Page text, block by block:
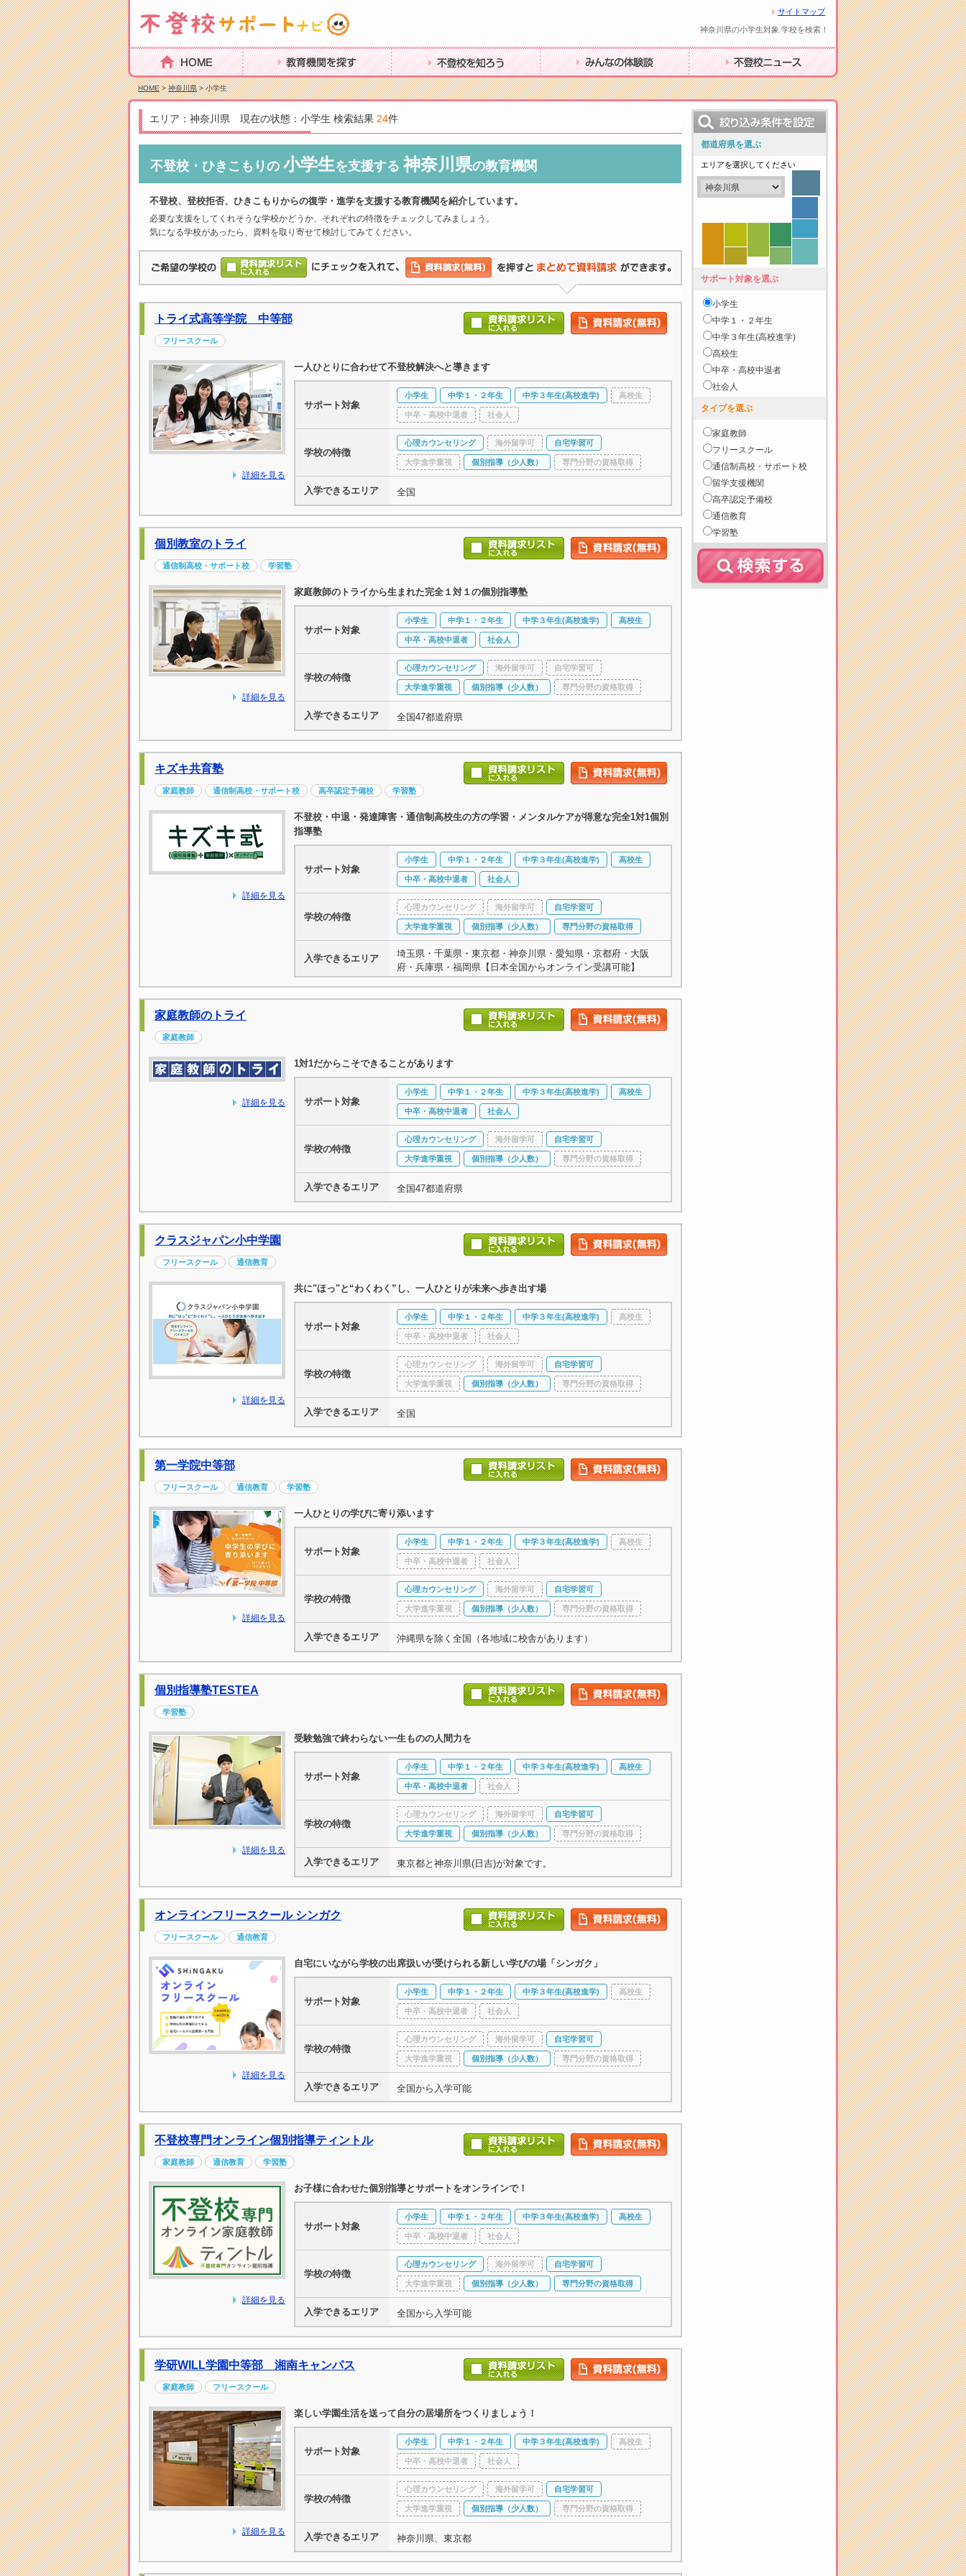
サイトマップ
神奈川県の小学生対象 学校を検索！
HOME 教育機関を探す 不登校を知ろう みんなの体験談 不登校ニュース
HOME>神奈川県> 小学生
エリア：神奈川県 現在の状態：小学生 検索結果 24件
不登校・ひきこもりの 小学生を支援する 神奈川県の教育機関
不登校、登校拒否、ひきこもりからの復学・進学を支援する教育機関を紹介しています。
必要な支援をしてくれそうな学校かどうか、それぞれの特徴をチェックしてみましょう。
気になる学校があったら、資料を取り寄せて検討してみてください。
トライ式高等学院 中等部
フリースクール
詳細を見る
一人ひとりに合わせて不登校解決へと導きます
サポート対象
小学生 中学１・２年生 中学３年生(高校進学) 高校生
中卒・高校中退者 社会人
学校の特徴
心理カウンセリング 海外留学可 自宅学習可
大学進学重視 個別指導（少人数） 専門分野の資格取得
入学できるエリア 全国
個別教室のトライ
通信制高校・サポート校 学習塾
詳細を見る
家庭教師のトライから生まれた完全１対１の個別指導塾
サポート対象
小学生 中学１・２年生 中学３年生(高校進学) 高校生
中卒・高校中退者 社会人
学校の特徴
心理カウンセリング 海外留学可 自宅学習可
大学進学重視 個別指導（少人数） 専門分野の資格取得
入学できるエリア 全国47都道府県
キズキ共育塾
家庭教師 通信制高校・サポート校 高卒認定予備校 学習塾
詳細を見る
不登校・中退・発達障害・通信制高校生の方の学習・メンタルケアが得意な完全1対1個別
指導塾
サポート対象
小学生 中学１・２年生 中学３年生(高校進学) 高校生
中卒・高校中退者 社会人
学校の特徴
心理カウンセリング 海外留学可 自宅学習可
大学進学重視 個別指導（少人数） 専門分野の資格取得
入学できるエリア
埼玉県・千葉県・東京都・神奈川県・愛知県・京都府・大阪
府・兵庫県・福岡県【日本全国からオンライン受講可能】
家庭教師のトライ
家庭教師
詳細を見る
1対1だからこそできることがあります
サポート対象
小学生 中学１・２年生 中学３年生(高校進学) 高校生
中卒・高校中退者 社会人
学校の特徴
心理カウンセリング 海外留学可 自宅学習可
大学進学重視 個別指導（少人数） 専門分野の資格取得
入学できるエリア 全国47都道府県
クラスジャパン小中学園
フリースクール 通信教育
詳細を見る
共に"ほっ"と“わくわく”し、一人ひとりが未来へ歩き出す場
サポート対象
小学生 中学１・２年生 中学３年生(高校進学) 高校生
中卒・高校中退者 社会人
学校の特徴
心理カウンセリング 海外留学可 自宅学習可
大学進学重視 個別指導（少人数） 専門分野の資格取得
入学できるエリア 全国
第一学院中等部
フリースクール 通信教育 学習塾
詳細を見る
一人ひとりの学びに寄り添います
サポート対象
小学生 中学１・２年生 中学３年生(高校進学) 高校生
中卒・高校中退者 社会人
学校の特徴
心理カウンセリング 海外留学可 自宅学習可
大学進学重視 個別指導（少人数） 専門分野の資格取得
入学できるエリア 沖縄県を除く全国（各地域に校舎があります）
個別指導塾TESTEA
学習塾
詳細を見る
受験勉強で終わらない一生ものの人間力を
サポート対象
小学生 中学１・２年生 中学３年生(高校進学) 高校生
中卒・高校中退者 社会人
学校の特徴
心理カウンセリング 海外留学可 自宅学習可
大学進学重視 個別指導（少人数） 専門分野の資格取得
入学できるエリア 東京都と神奈川県(日吉)が対象です。
オンラインフリースクール シンガク
フリースクール 通信教育
詳細を見る
自宅にいながら学校の出席扱いが受けられる新しい学びの場「シンガク」
サポート対象
小学生 中学１・２年生 中学３年生(高校進学) 高校生
中卒・高校中退者 社会人
学校の特徴
心理カウンセリング 海外留学可 自宅学習可
大学進学重視 個別指導（少人数） 専門分野の資格取得
入学できるエリア 全国から入学可能
不登校専門オンライン個別指導ティントル
家庭教師 通信教育 学習塾
詳細を見る
お子様に合わせた個別指導とサポートをオンラインで！
サポート対象
小学生 中学１・２年生 中学３年生(高校進学) 高校生
中卒・高校中退者 社会人
学校の特徴
心理カウンセリング 海外留学可 自宅学習可
大学進学重視 個別指導（少人数） 専門分野の資格取得
入学できるエリア 全国から入学可能
学研WILL学園中等部 湘南キャンパス
家庭教師 フリースクール
詳細を見る
楽しい学園生活を送って自分の居場所をつくりましょう！
サポート対象
小学生 中学１・２年生 中学３年生(高校進学) 高校生
中卒・高校中退者 社会人
学校の特徴
心理カウンセリング 海外留学可 自宅学習可
大学進学重視 個別指導（少人数） 専門分野の資格取得
入学できるエリア 神奈川県、東京都
都道府県を選ぶ
エリアを選択してください
サポート対象を選ぶ
小学生
中学１・２年生
中学３年生(高校進学)
高校生
中卒・高校中退者
社会人
タイプを選ぶ
家庭教師
フリースクール
通信制高校・サポート校
留学支援機関
高卒認定予備校
通信教育
学習塾